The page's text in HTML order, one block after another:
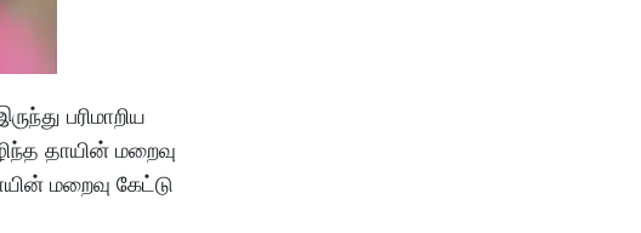
பரிமாறிய
தாயின் மறைவு
மறைவு கேட்டு